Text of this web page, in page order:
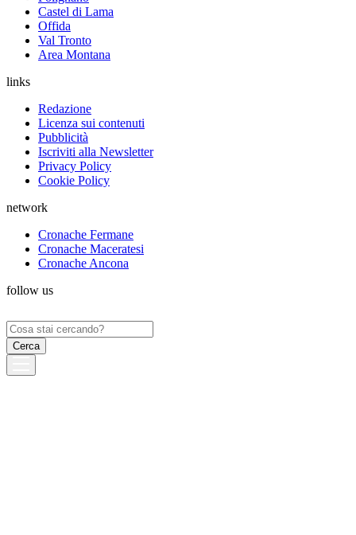
Castel di Lama
Offida
Val Tronto
Area Montana
links
Redazione
Licenza sui contenuti
Pubblicità
Iscriviti alla Newsletter
Privacy Policy
Cookie Policy
network
Cronache Fermane
Cronache Maceratesi
Cronache Ancona
follow us
Ricerca
per: